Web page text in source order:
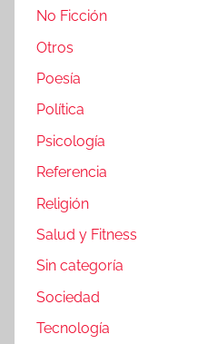
No Ficción
Otros
Poesía
Política
Psicología
Referencia
Religión
Salud y Fitness
Sin categoría
Sociedad
Tecnología